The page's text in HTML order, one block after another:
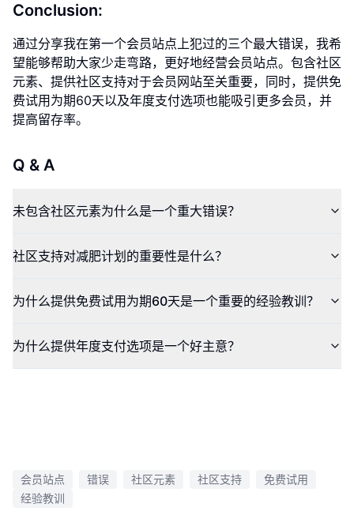
Conclusion:
通过分享我在第一个会员站点上犯过的三个最大错误，我希
望能够帮助大家少走弯路，更好地经营会员站点。包含社区
元素、提供社区支持对于会员网站至关重要，同时，提供免
费试用为期60天以及年度支付选项也能吸引更多会员，并
提高留存率。
Q & A
未包含社区元素为什么是一个重大错误？
社区支持对减肥计划的重要性是什么？
为什么提供免费试用为期60天是一个重要的经验教训？
为什么提供年度支付选项是一个好主意？
会员站点 错误 社区元素 社区支持
免费试用
经验教训